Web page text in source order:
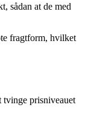
sådan at de med
fragtform, hvilket
prisniveauet